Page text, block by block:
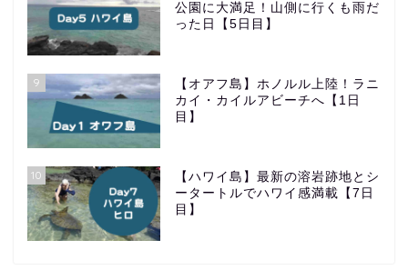
公園に大満足！山側に行くも雨だ
った日【5日目】
9
【オアフ島】ホノルル上陸！ラニ
カイ・カイルアビーチへ【1日
目】
10
【ハワイ島】最新の溶岩跡地とシ
ータートルでハワイ感満載【7日
目】